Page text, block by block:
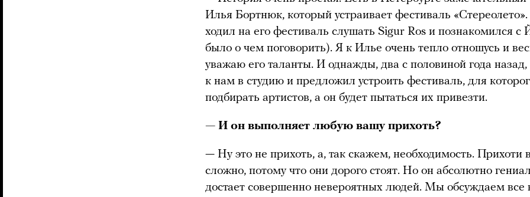
Илья Бортнюк, который устраивает фестиваль
ходил на его фестиваль слушать Sigur Ros и познакомился с
было о чем поговорить). Я к Илье очень тепло отношусь и
уважаю его таланты. И однажды, два с половиной года
к нам в студию и предложил устроить фестиваль, для
подбирать артистов, а он будет пытаться их привезти.
— И он выполняет любую вашу прихоть?
— Ну это не прихоть, а, так скажем, необходимость. Прихоти
сложно, потому что они дорого стоят. Но он абсолютно
достает совершенно невероятных людей. Мы обсуждаем все